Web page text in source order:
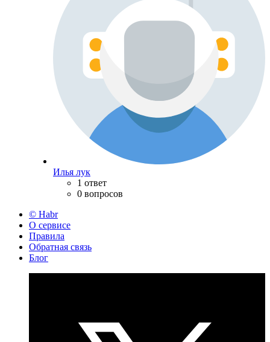
Илья лук
1 ответ
0 вопросов
© Habr
О сервисе
Правила
Обратная связь
Блог